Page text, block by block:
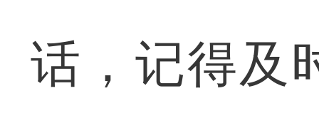
话，记得及